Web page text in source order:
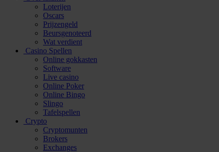
Loterijen
Oscars
Prijzengeld
Beursgenoteerd
Wat verdient
Casino Spellen
Online gokkasten
Software
Live casino
Online Poker
Online Bingo
Slingo
Tafelspellen
Crypto
Cryptomunten
Brokers
Exchanges